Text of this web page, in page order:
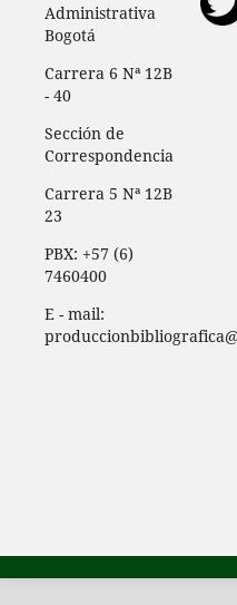
Administrativa
Bogotá
Carrera 6 Nª 12B
- 40
Sección de
Correspondencia
Carrera 5 Nª 12B
23
PBX: +57 (6)
7460400
E - mail: